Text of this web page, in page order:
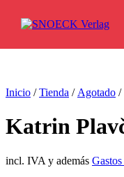
Inicio /Tienda / Agotado /
Katrin
incl. IVA y además